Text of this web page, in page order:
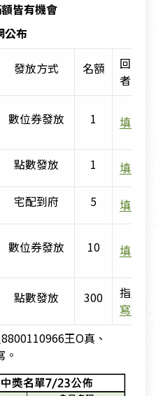
皆有機會
公布
發放方式 名額
回填
者資料
數位券發放 1 填寫
點數發放 1
填寫
宅配到府 5 填寫
數位券發放 10 填寫
點數發放 300 指定者
寫連結
王O真、